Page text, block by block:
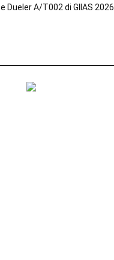
Dueler A/T002 di GIIAS 2026